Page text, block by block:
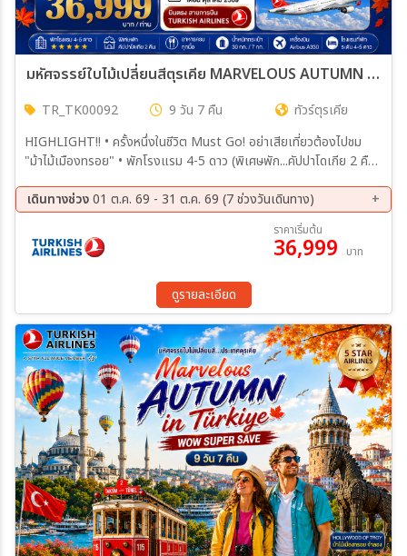
มหัศจรรย์ใบไม้เปลี่ยนสีตุรเคีย MARVELOUS AUTUMN IN TURKIYE 9 วัน 7 คืน ตุลาคม 2569 (TK)
TR_TK00092 9 วัน 7 คืน
ทัวร์ตุรเคีย
HIGHLIGHT!! • ครั้งหนึ่งในชีวิต Must Go! อย่าเสียเที่ยวต้องไปชม
"ม้าไม้เมืองทรอย" • พักโรงแรม 4-5 ดาว (พิเศษพัก...คัปปาโดเกีย 2 คืน)
เทพนิยาย คัปปาโดเกีย (ซื้อทัวร์ ขึ้นบอลลูนชมวิว) • ชมดินแดนอันน่า
อัศจรรย์ ปามุคคาเล่ (ปราสาทปุยฝ้าย) • ชมสุสานอตาเติร์ก สุสานที่เก็บร่าง
ของผู้นำที่เปลี่ยนแปลงชาติตุรกี • ชมโรงงานเครื่องหนัง ซึ่งมีชื่อเสียงโด่ง
ดังของประเทศตุรกี • ทะเลสาบโกลจุก (Golcuk Lake) ทะเลสาบน้ำจืดที่
จำลองแห่งเมืองทรอย • ช้อปปิ้งสินค้าพื้นเมืองคุณภาพที่ ตลาดสไปซ์ และ
ย่าน TAKSIM SQUARE • ชม Galata Tower หอคอยแห่งพระคริสต์
และช้อปปิ้งแหล่งใหม่ Galata port Shopping
เดินทางช่วง01 ต.ค. 69 - 31 ต.ค. 69 (7 ช่วงวันเดินทาง)
07 ต.ค. 69 - 15 ต.ค. 69
09 ต.ค. 69 - 17 ต.ค. 69
21 ต.ค. 69 - 29 ต.ค. 69
25 ต.ค. 69 - 02 พ.ย. 69
28 ต.ค. 69 - 05 พ.ย. 69
ราคาเริ่มต้น
36,999 บาท
ดูรายละเอียด